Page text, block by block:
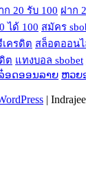
ก 20 รับ 100 ฝาก
ได้ 100 สมัคร
ครดิต สล็อตออน
ต แทงบอล sbobet
ອດອອນລາຍ ຫວຍ
|